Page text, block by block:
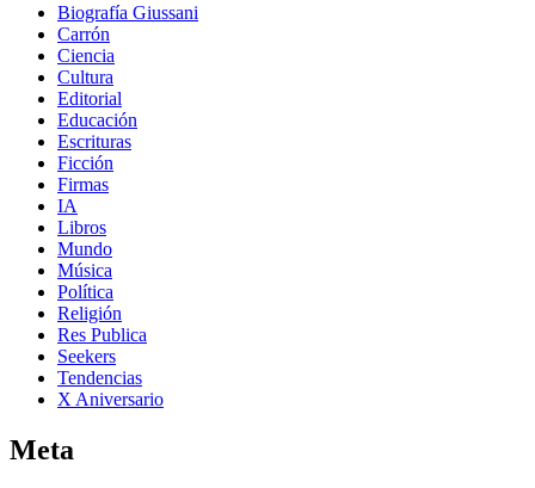
Biografía Giussani
Carrón
Ciencia
Cultura
Editorial
Educación
Escrituras
Ficción
Firmas
IA
Libros
Mundo
Música
Política
Religión
Res Publica
Seekers
Tendencias
X Aniversario
Meta